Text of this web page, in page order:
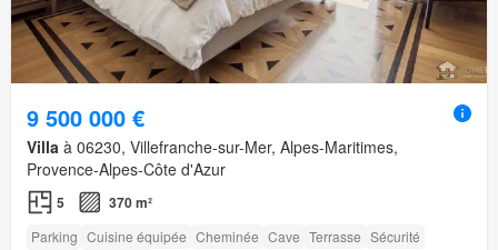
9 500 000 €
Villa à 06230, Villefranche-sur-Mer, Alpes-Maritimes,
Provence-Alpes-Côte d'Azur
5 370 m²
Parking Cuisine équipée Cheminée Cave Terrasse Sécurité